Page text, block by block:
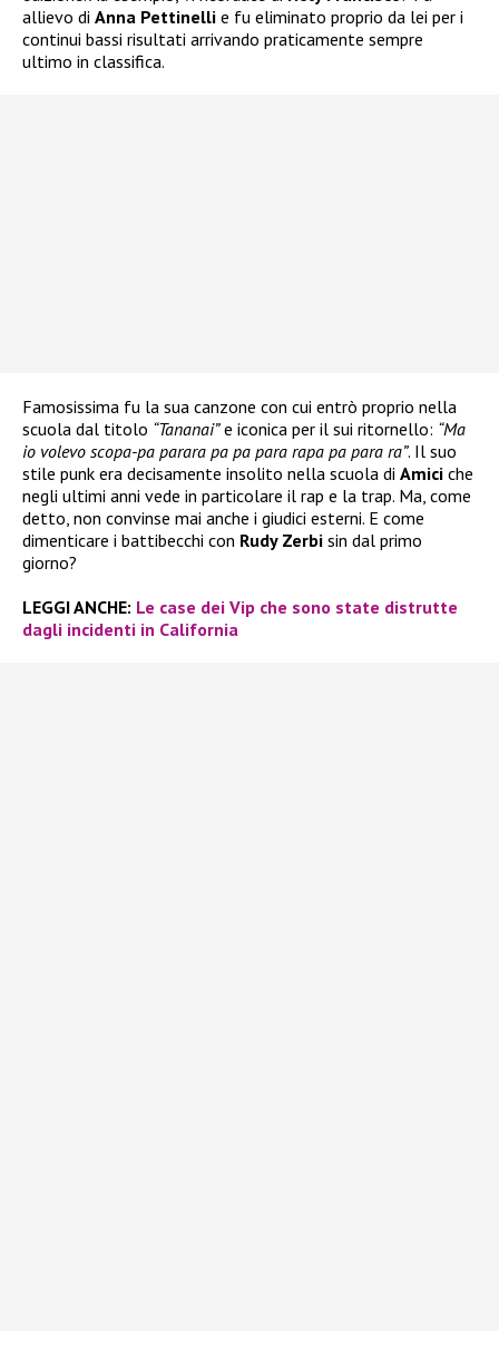
allievo di Anna Pettinelli e fu eliminato proprio da lei per i
continui bassi risultati arrivando praticamente sempre
ultimo in classifica.
Famosissima fu la sua canzone con cui entrò proprio nella
scuola dal titolo “Tananai”e iconica per il sui ritornello: “Ma
io volevo scopa-pa parara pa pa para rapa pa para ra”. Il suo
stile punk era decisamente insolito nella scuola di Amici che
negli ultimi anni vede in particolare il rap e la trap. Ma, come
detto, non convinse mai anche i giudici esterni. E come
dimenticare i battibecchi con Rudy Zerbi sin dal primo
giorno?
LEGGI ANCHE: Le case dei Vip che sono state distrutte
dagli incidenti in California